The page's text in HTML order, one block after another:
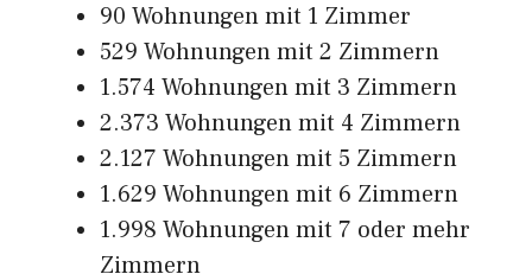
90 Wohnungen mit 1 Zimmer
529 Wohnungen mit 2 Zimmern
1.574 Wohnungen mit 3 Zimmern
2.373 Wohnungen mit 4 Zimmern
2.127 Wohnungen mit 5 Zimmern
1.629 Wohnungen mit 6 Zimmern
1.998 Wohnungen mit 7 oder mehr
Zimmern